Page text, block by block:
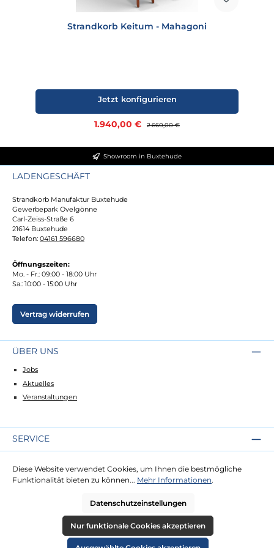
Strandkorb Keitum - Mahagoni
Verkaufspreis:
1.940,00 € Regulärer Preis:
2.660,00 €
Jetzt konfigurieren
Showroom in Buxtehude
LADENGESCHÄFT
Strandkorb Manufaktur Buxtehude
Gewerbepark Ovelgönne
Carl-Zeiss-Straße 6
21614 Buxtehude
Telefon: 04161 596680
Öffnungszeiten:
Mo. - Fr.: 09:00 - 18:00 Uhr
Sa.: 10:00 - 15:00 Uhr
Vertrag widerrufen
ÜBER UNS
Jobs
Aktuelles
Veranstaltungen
SERVICE
Lieferung
Zahlung
RECHTLICHES
Diese Website verwendet Cookies, um Ihnen die bestmögliche
Funktionalität bieten zu können... Mehr Informationen.
Datenschutzeinstellungen
Nur funktionale Cookies akzeptieren